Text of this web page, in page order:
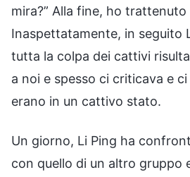
mira?” Alla fine, ho trattenuto
Inaspettatamente, in seguito
tutta la colpa dei cattivi
a noi e spesso ci criticava e
erano in un cattivo stato.
Un giorno, Li Ping ha
con quello di un altro gruppo